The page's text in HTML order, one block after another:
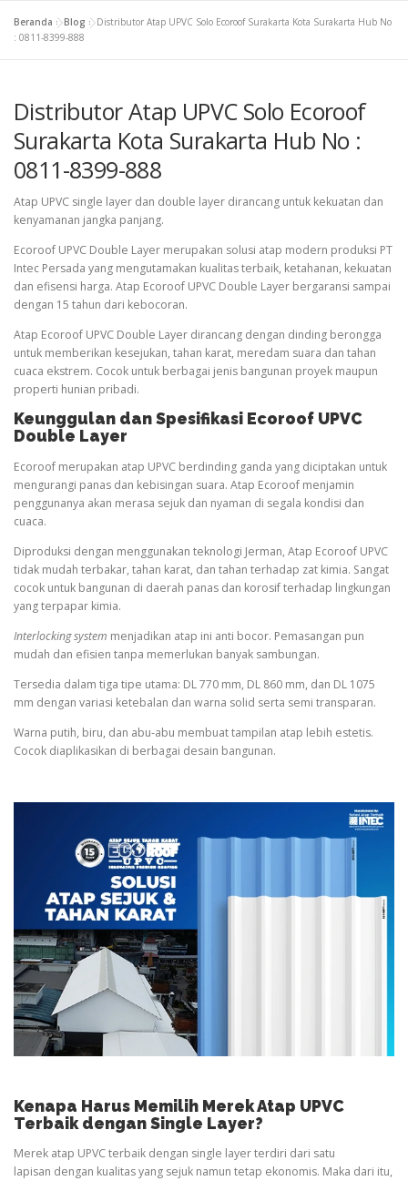
Beranda »Blog »Distributor Atap UPVC Solo Ecoroof Surakarta Kota Surakarta Hub No
: 0811-8399-888
Distributor Atap UPVC Solo Ecoroof
Surakarta Kota Surakarta Hub No :
0811-8399-888
Atap UPVC single layer dan double layer dirancang untuk kekuatan dan
kenyamanan jangka panjang.
Ecoroof UPVC Double Layer merupakan solusi atap modern produksi PT
Intec Persada yang mengutamakan kualitas terbaik, ketahanan, kekuatan
dan efisensi harga. Atap Ecoroof UPVC Double Layer bergaransi sampai
dengan 15 tahun dari kebocoran.
Atap Ecoroof UPVC Double Layer dirancang dengan dinding berongga
untuk memberikan kesejukan, tahan karat, meredam suara dan tahan
cuaca ekstrem. Cocok untuk berbagai jenis bangunan proyek maupun
properti hunian pribadi.
Keunggulan dan Spesifikasi Ecoroof UPVC
Double Layer
Ecoroof merupakan atap UPVC berdinding ganda yang diciptakan untuk
mengurangi panas dan kebisingan suara. Atap Ecoroof menjamin
penggunanya akan merasa sejuk dan nyaman di segala kondisi dan
cuaca.
Diproduksi dengan menggunakan teknologi Jerman, Atap Ecoroof UPVC
tidak mudah terbakar, tahan karat, dan tahan terhadap zat kimia. Sangat
cocok untuk bangunan di daerah panas dan korosif terhadap lingkungan
yang terpapar kimia.
Interlocking system menjadikan atap ini anti bocor. Pemasangan pun
mudah dan efisien tanpa memerlukan banyak sambungan.
Tersedia dalam tiga tipe utama: DL 770 mm, DL 860 mm, dan DL 1075
mm dengan variasi ketebalan dan warna solid serta semi transparan.
Warna putih, biru, dan abu-abu membuat tampilan atap lebih estetis.
Cocok diaplikasikan di berbagai desain bangunan.
Kenapa Harus Memilih Merek Atap UPVC
Terbaik dengan Single Layer?
Merek atap UPVC terbaik dengan single layer terdiri dari satu
lapisan dengan kualitas yang sejuk namun tetap ekonomis. Maka dari itu,